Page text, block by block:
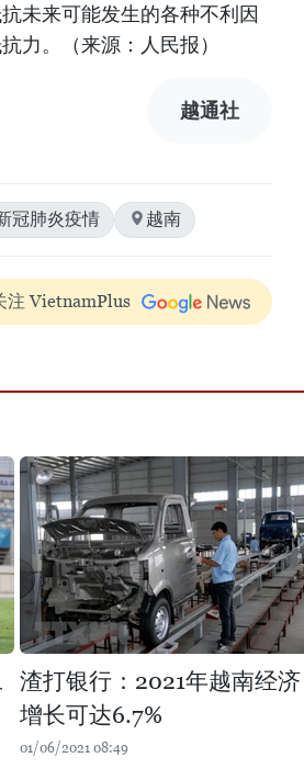
未来可能发生的各种不利因
力。（来源：人民报）
越通社
冠肺炎疫情 越南
注 VietnamPlus
渣打银行：2021年越南经济
增长可达6.7%
01/06/2021 08:49